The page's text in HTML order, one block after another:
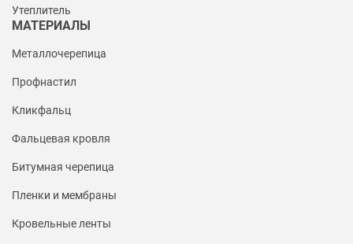
Утеплитель
МАТЕРИАЛЫ
Металлочерепица
Профнастил
Кликфальц
Фальцевая кровля
Битумная черепица
Пленки и мембраны
Кровельные ленты